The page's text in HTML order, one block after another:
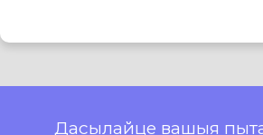
Дасылайце вашыя